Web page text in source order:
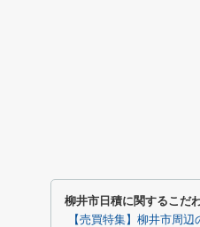
柳井市日積に関するこだ
【売買特集】柳井市周辺